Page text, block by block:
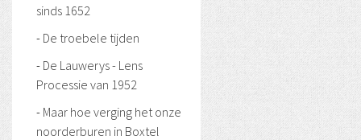
sinds 1652
De troebele tijden
De Lauwerys - Lens
Processie van 1952
Maar hoe verging het onze
noorderburen in Boxtel